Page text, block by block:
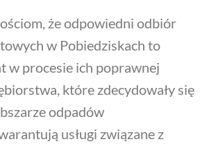
że odpowiedni odbiór
w Pobiedziskach to
w procesie ich poprawnej
które zdecydowały się
odpadów
usługi związane z